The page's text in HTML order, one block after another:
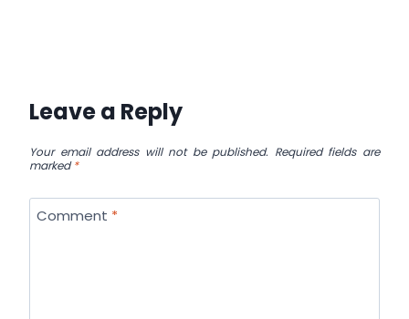
Leave a Reply
Your email address will not be published. Required fields are
marked*
Comment *